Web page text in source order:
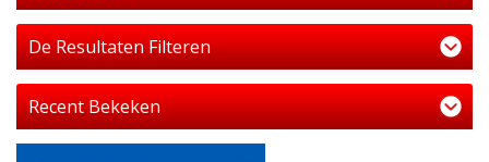
De Resultaten Filteren
Recent Bekeken